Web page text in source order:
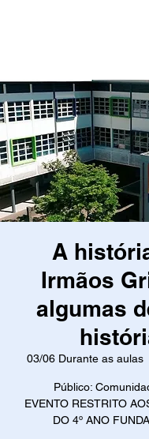
A
Irmãos
algumas
03/06 Durante as aulas
Público:
EVENTO RESTRITO
DO 4º ANO